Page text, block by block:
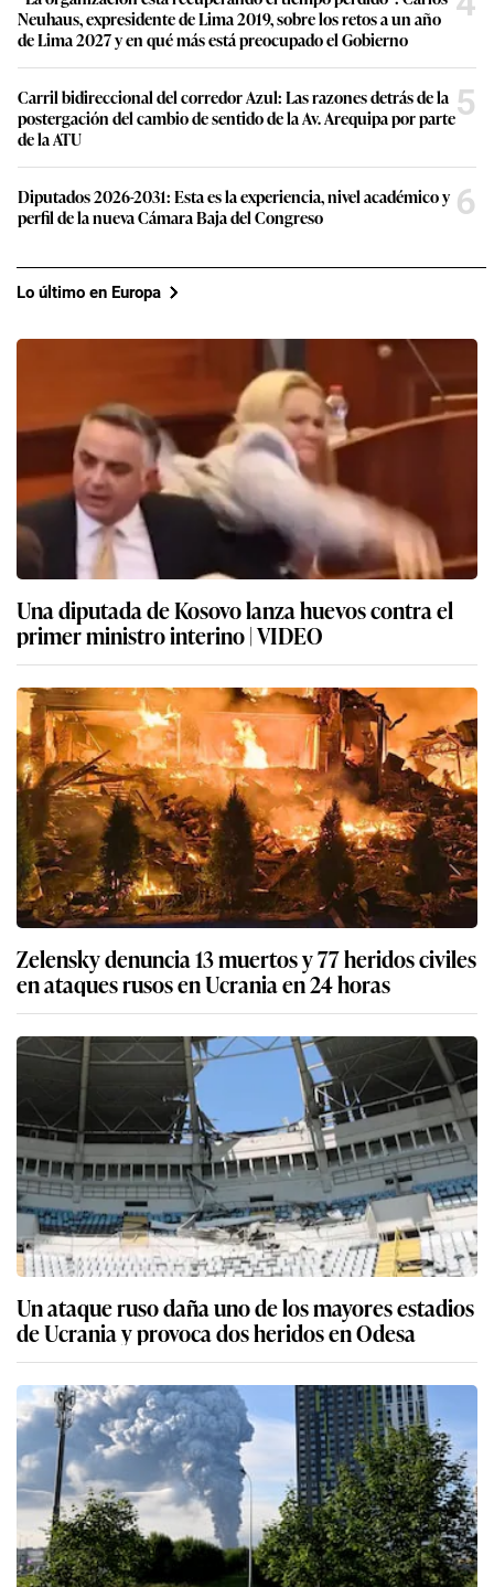
Neuhaus, expresidente de Lima 2019, sobre los retos a un año
de Lima 2027 y en qué más está preocupado el Gobierno
Carril bidireccional del corredor Azul: Las razones detrás de la
postergación del cambio de sentido de la Av. Arequipa por parte
de la ATU
5
Diputados 2026-2031: Esta es la experiencia, nivel académico y
perfil de la nueva Cámara Baja del Congreso
6
Lo último en Europa
Una diputada de Kosovo lanza huevos contra el
primer ministro interino | VIDEO
Zelensky denuncia 13 muertos y 77 heridos civiles
en ataques rusos en Ucrania en 24 horas
Un ataque ruso daña uno de los mayores estadios
de Ucrania y provoca dos heridos en Odesa